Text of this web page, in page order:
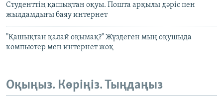
Студенттің қашықтан оқуы. Пошта арқылы дәріс пен
жылдамдығы баяу интернет
"Қашықтан қалай оқымақ?" Жүздеген мың оқушыда
компьютер мен интернет жоқ
Оқыңыз. Көріңіз. Тыңдаңыз